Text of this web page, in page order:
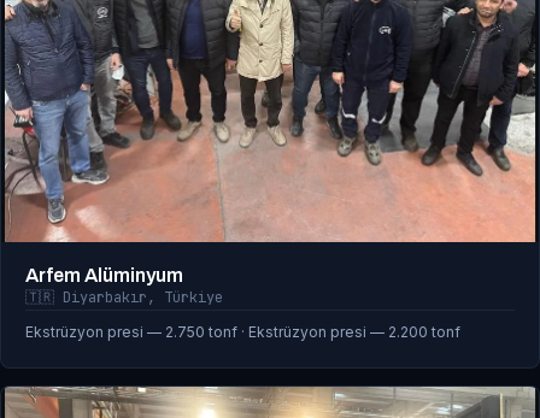
Arfem Alüminyum
🇹🇷 Diyarbakır, Türkiye
Ekstrüzyon presi — 2.750 tonf · Ekstrüzyon presi — 2.200 tonf